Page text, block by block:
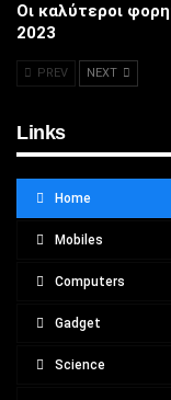
Οι καλύτεροι
2023
PREV NEXT
Links
Home
Mobiles
Computers
Gadget
Science